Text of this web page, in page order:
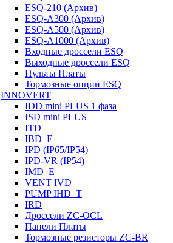
ESQ-210 (Архив)
ESQ-A300 (Архив)
ESQ-A500 (Архив)
ESQ-A1000 (Архив)
Входные дроссели ESQ
Выходные дроссели ESQ
Пульты Платы
Тормозные опции ESQ
INNOVERT
IDD mini PLUS 1 фаза
ISD mini PLUS
ITD
IBD_E
IPD (IP65/IP54)
IРD-VR (IP54)
IMD_E
VENT IVD
PUMP IHD_T
IRD
Дроссели ZC-OCL
Панели Платы
Тормозные резисторы ZC-BR